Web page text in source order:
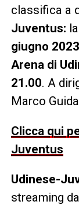
classifica a
Juventus:
giugno
Arena di
21.00. A
Marco
Clicca qui
Juventus
Udinese-
streaming da